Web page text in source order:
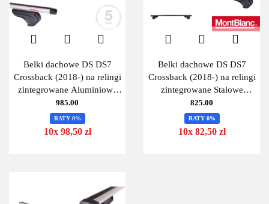
Belki dachowe DS DS7
Crossback (2018-) na relingi
zintegrowane Aluminiowe
MontBlanc Activa Alu 125
Kit 06
985.00
RATY 0%
10x 98,50 zł
Belki dachowe DS DS7
Crossback (2018-) na relingi
zintegrowane Stalowe
Uniwersalne 125cm
MontBlanc 125 Steel + Kit
825.00
RATY 0%
10x 82,50 zł